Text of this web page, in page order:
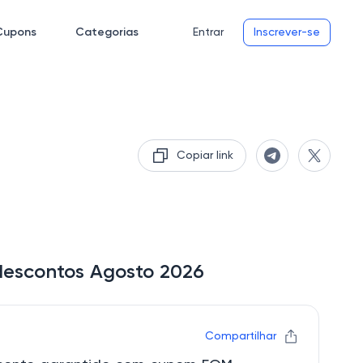
Categorias Entrar Inscrever-se
Copiar link
Agosto 2026
Compartilhar